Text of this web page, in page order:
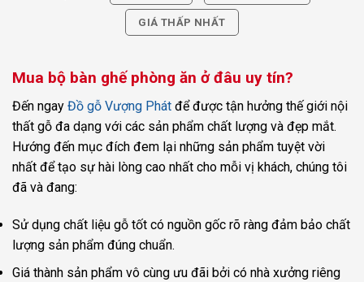
GIÁ THẤP NHẤT
Mua bộ bàn ghế phòng ăn ở đâu uy tín?
Đến ngay Đồ gỗ Vượng Phát để được tận hưởng thế giới nội
thất gỗ đa dạng với các sản phẩm chất lượng và đẹp mắt.
Hướng đến mục đích đem lại những sản phẩm tuyệt vời
nhất để tạo sự hài lòng cao nhất cho mỗi vị khách, chúng tôi
đã và đang:
Sử dụng chất liệu gỗ tốt có nguồn gốc rõ ràng đảm bảo chất
lượng sản phẩm đúng chuẩn.
Giá thành sản phẩm vô cùng ưu đãi bởi có nhà xưởng riêng